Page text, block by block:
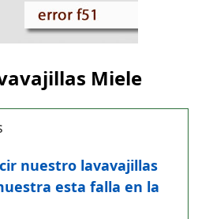
Miele
nuestro lavavajillas
esta falla en la